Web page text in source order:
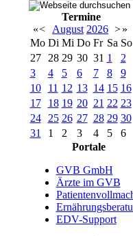
Termine
«< August 2026 >»
Mo Di Mi Do Fr Sa So
27
28 29 30 31 1
2
3
4 5 6 7 8
9
10
11 12 13 14 15 16
17
18 19 20 21 22 23
24
25 26 27 28 29 30
31
1 2 3 4 5
6
Portale
GVB GmbH
Ärzte im GVB
EDV-Support